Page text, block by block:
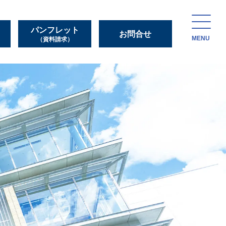
パンフレット
（資料請求）
お問合せ
MENU